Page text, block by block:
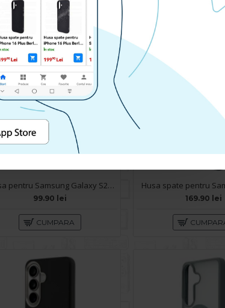
CUMPARA CUMPARA
Husa pentru Samsung Galaxy S26 Techsuit Case X-Power - Negru
99.90 lei
CUMPARA
169.90 lei